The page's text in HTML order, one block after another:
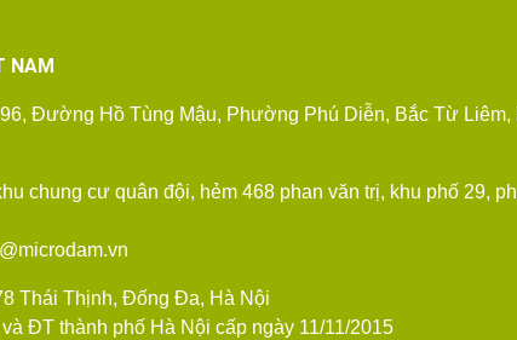
NAM
Đường Hồ Tùng Mậu, Phường Phú Diễn, Bắc Từ Liêm,
chung cư quân đội, hẻm 468 phan văn trị, khu phố 29,
Thái Thịnh, Đống Đa, Hà Nội
ĐT thành phố Hà Nội cấp ngày 11/11/2015